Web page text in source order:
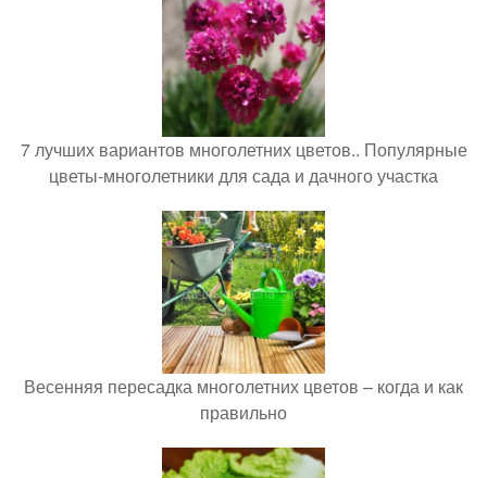
7 лучших вариантов многолетних цветов.. Популярные
цветы-многолетники для сада и дачного участка
Весенняя пересадка многолетних цветов – когда и как
правильно